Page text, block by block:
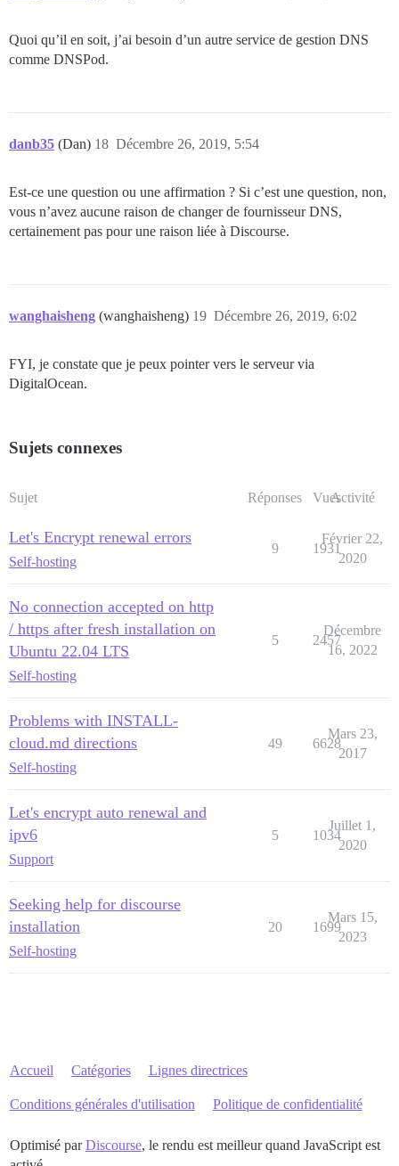
Quoi qu’il en soit, j’ai besoin d’un autre service de gestion DNS
comme DNSPod.
danb35 (Dan) Décembre 26, 2019, 5:54
18
Est-ce une question ou une affirmation ? Si c’est une question, non,
vous n’avez aucune raison de changer de fournisseur DNS,
certainement pas pour une raison liée à Discourse.
wanghaisheng (wanghaisheng) Décembre 26, 2019, 6:02
19
FYI, je constate que je peux pointer vers le serveur via
DigitalOcean.
Sujets connexes
Sujet Réponses VuesActivité
Let's Encrypt renewal errors
Self-hosting
9 1931
Février 22,
2020
No connection accepted on http
/ https after fresh installation on
Ubuntu 22.04 LTS
Self-hosting
5 2457
Décembre
16, 2022
Problems with INSTALL-
cloud.md directions
Self-hosting
49 6628
Mars 23,
2017
Let's encrypt auto renewal and
ipv6
Support
5 1034
Juillet 1,
2020
Seeking help for discourse
installation
Self-hosting
20 1699
Mars 15,
2023
Accueil Catégories Lignes directrices
Conditions générales d'utilisation Politique de confidentialité
Optimisé parDiscourse, le rendu est meilleur quand JavaScript est